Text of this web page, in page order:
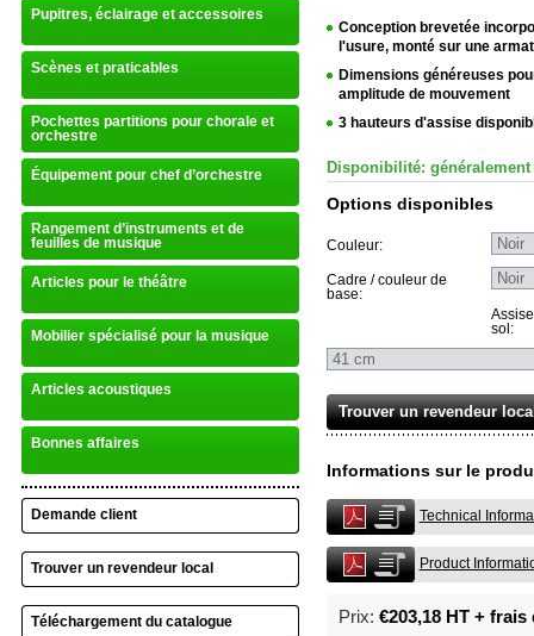
Conception brevetée
l'usure, monté sur une
Dimensions généreuses
amplitude de mouvement
3 hauteurs d'assise
Disponibilité: généralement
Options disponibles
Couleur:
Cadre / couleur de
base:
sol:
Trouver un revendeur
Informations sur le
Technical
Product
Prix: €203,18 HT +
Pupitres, éclairage et accessoires
Scènes et praticables
Pochettes partitions pour chorale et
orchestre
Équipement pour chef d’orchestre
Rangement d’instruments et de
feuilles de musique
Articles pour le théâtre
Mobilier spécialisé pour la musique
Articles acoustiques
Bonnes affaires
Demande client
Trouver un revendeur local
Téléchargement du catalogue